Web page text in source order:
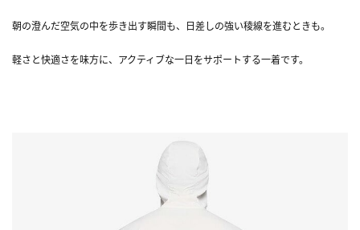
朝の澄んだ空気の中を歩き出す瞬間も、日差しの強い稜線を進むときも。
軽さと快適さを味方に、アクティブな一日をサポートする一着です。